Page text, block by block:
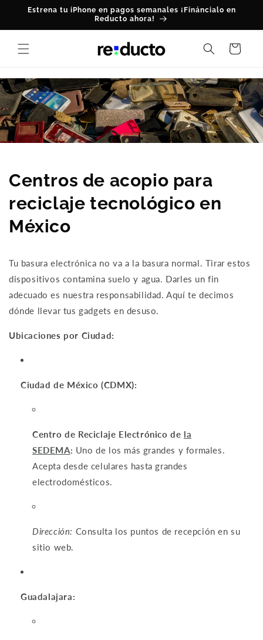
Skip to
Estrena tu iPhone en pagos semanales ¡Fináncialo en
Reducto ahora!
Cart
Centros de acopio para
reciclaje tecnológico en
México
Tu basura electrónica no va a la basura normal. Tirar estos
dispositivos contamina suelo y agua. Darles un fin
adecuado es nuestra responsabilidad. Aquí te decimos
dónde llevar tus gadgets en desuso.
Ubicaciones por Ciudad:
Ciudad de México (CDMX):
Centro de Reciclaje Electrónico de la
SEDEMA: Uno de los más grandes y formales.
Acepta desde celulares hasta grandes
electrodomésticos.
Dirección: Consulta los puntos de recepción en su
sitio web.
Guadalajara: